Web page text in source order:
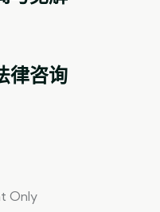
律咨询
Only